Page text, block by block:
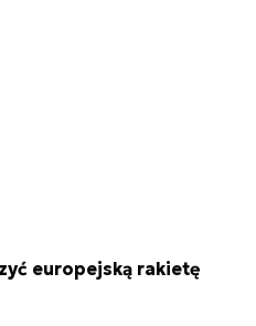
europejską rakietę